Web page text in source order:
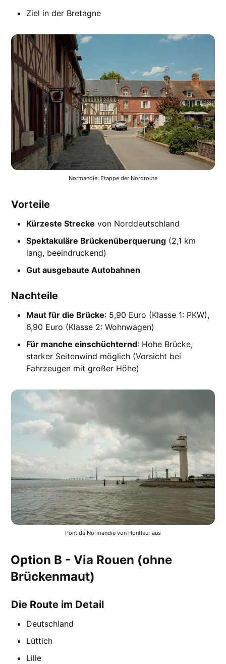
Ziel in der Bretagne
Normandie: Etappe der Nordroute
Vorteile
Kürzeste Strecke von Norddeutschland
Spektakuläre Brückenüberquerung (2,1 km
lang, beeindruckend)
Gut ausgebaute Autobahnen
Nachteile
Maut für die Brücke: 5,90 Euro (Klasse 1: PKW),
6,90 Euro (Klasse 2: Wohnwagen)
Für manche einschüchternd: Hohe Brücke,
starker Seitenwind möglich (Vorsicht bei
Fahrzeugen mit großer Höhe)
Pont de Normandie von Honfleur aus
Option B - Via Rouen (ohne
Brückenmaut)
Die Route im Detail
Deutschland
Lüttich
Lille